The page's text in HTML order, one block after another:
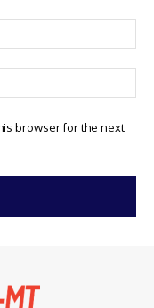
browser for the next